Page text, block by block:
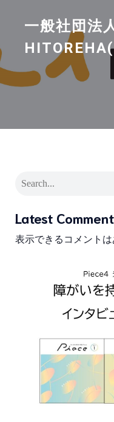
一般社団法
Latest
表示できるコメントは